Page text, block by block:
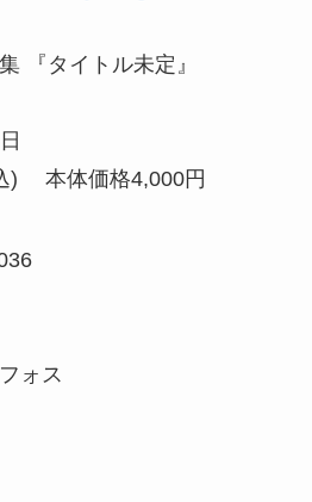
『タイトル未定』
) 本体価格4,000円
ォス